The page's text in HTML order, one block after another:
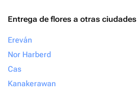
Entrega de flores a otras ciudades
Ereván
Nor Harberd
Cas
Kanakerawan